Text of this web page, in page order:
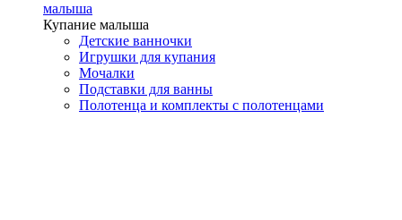
малыша
Купание малыша
Детские ванночки
Игрушки для купания
Мочалки
Подставки для ванны
Полотенца и комплекты с полотенцами